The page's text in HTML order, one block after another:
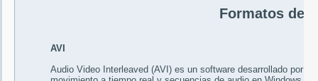
Formatos de
AVI
Audio Video Interleaved (AVI) es un software desarrollado por